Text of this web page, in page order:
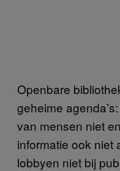
Openbare
geheime
van mensen niet
informatie ook niet
lobbyen niet bij